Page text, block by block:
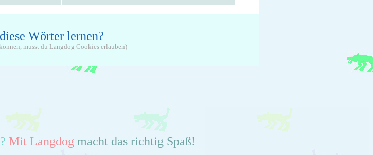
Wörter lernen?
musst du Langdog Cookies erlauben)
Mit Langdog macht das richtig Spaß!